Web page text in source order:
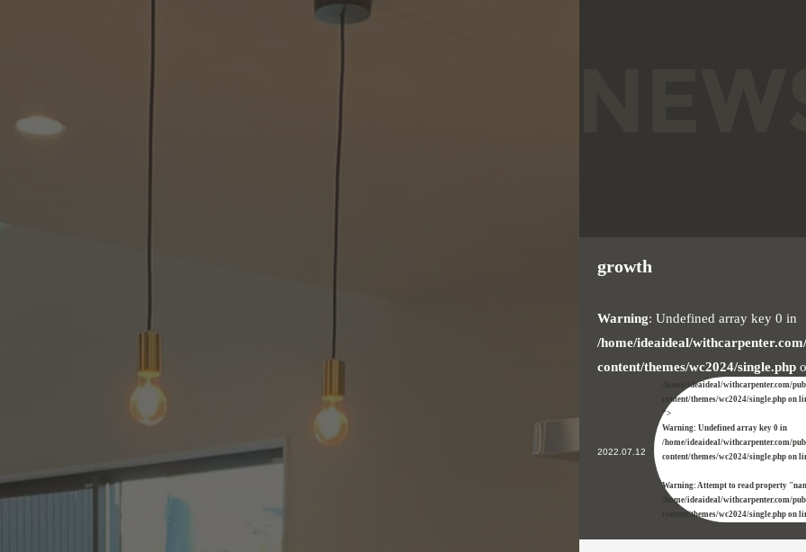
growth
Warning: Undefined array key 0 in
/home/ideaideal/
content/themes/wc2024/single.php
2022.07.12
/home/ideaideal/withcarpenter.com/
content/themes/wc2024/single.php on
">
Warning: Undefined array key 0 in
/home/ideaideal/withcarpenter.com/
content/themes/wc2024/single.php on
Warning: Attempt to read property
/home/ideaideal/withcarpenter.com/
content/themes/wc2024/single.php on